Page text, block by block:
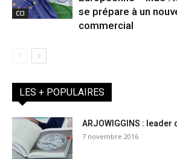
CCI
se prépare à un
commercial
LES + POPULAIRES
ARJOWIGGINS :
7 novembre 2016